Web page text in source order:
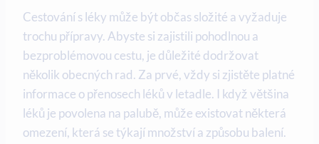
Cestování s léky může být občas složité a vyžaduje
trochu přípravy. Abyste si zajistili pohodlnou a
bezproblémovou cestu, je důležité dodržovat
několik obecných rad. Za prvé, vždy si zjistěte platné
informace o přenosech léků v letadle. I když většina
léků je povolena na palubě, může existovat některá
omezení, která se týkají množství a způsobu balení.